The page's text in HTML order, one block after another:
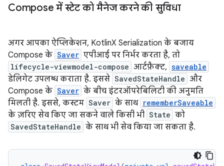
Compose में स्टेट को मैनेज करने की सुविधा
अगर आपका ऐप्लिकेशन, KotlinX Serialization के बजाय
Compose के Saver एपीआई पर निर्भर करता है, तो
lifecycle-viewmodel-compose आर्टफ़ैक्ट, saveable
डेलिगेट उपलब्ध कराता है. इससे SavedStateHandle और
Compose के Saver के बीच इंटरऑपरेबिलिटी की अनुमति
मिलती है. इससे, कस्टम Saver के साथ rememberSaveable
के ज़रिए सेव किए जा सकने वाले किसी भी State को
SavedStateHandle के साथ भी सेव किया जा सकता है.